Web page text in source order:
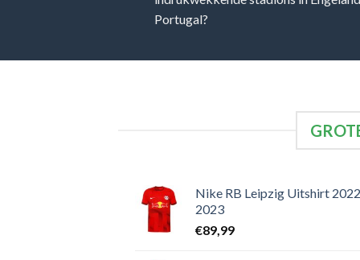
Portugal?
Nike RB Leipzig Uitshirt
2023
€89,99